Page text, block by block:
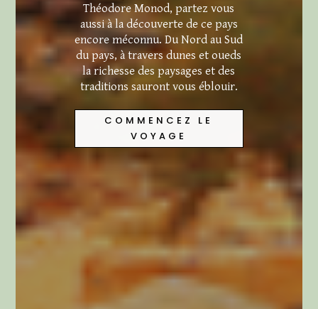
Théodore Monod, partez vous
aussi à la découverte de ce pays
encore méconnu. Du Nord au Sud
du pays, à travers dunes et oueds
la richesse des paysages et des
traditions sauront vous éblouir.
COMMENCEZ LE
VOYAGE